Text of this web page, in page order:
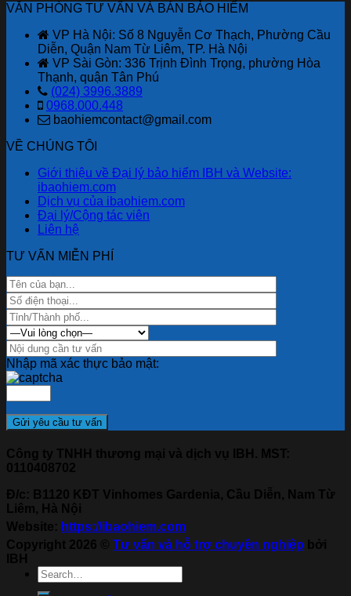
Việt
hiểm
Việt
mới
nhất
khách
với
ưu
đãi
lên
tỷ
dịp
80
quốc
Ninh
–
“Lá
Chắn
Số”
Trong
Thời
Đại
Lừa
Đảo
Công
Nghệ
Cao
VĂN PHÒNG TƯ VẤN VÀ BÁN BẢO HIỂM
VP Hà Nội: Số 8 Nguyễn Cơ Thạch, Phường Cầu
Diễn, Quận Nam Từ Liêm, TP. Hà Nội
VP Sài Gòn: 336 Trịnh Đình Trọng, phường Hòa
Thạnh, quận Tân Phú
(024) 3996.3889
0968.000.448
baohiemcontact@gmail.com
VỀ CHÚNG TÔI
Giới thiệu về Đại lý bảo hiểm IBH và Website:
ibaohiem.com
Dịch vụ của ibaohiem.com
Đại lý/Cộng tác viên
Liên hệ
TƯ VẤN MIỄN PHÍ
Nhập mã xác thực bảo mật:
Công ty TNHH thương mại và dịch vụ IBH. MST:
0110408702
Đ/c: B1120 KĐT Vinhomes Gardenia, Cầu Diễn, Nam Từ
Liêm, Hà Nội
Website: https://ibaohiem.com
Copyright 2026 © Tư vấn và hỗ trợ chuyên nghiệp bởi
IBH